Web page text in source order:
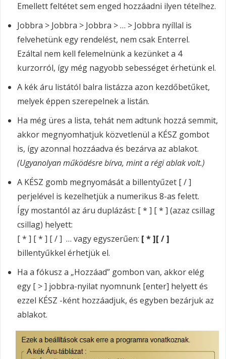
Emellett feltétet sem enged hozzáadni ilyen tételhez.
Jobbra > Jobbra > Jobbra > … > Jobbra nyíllal is
felvehetünk egy rendelést, nem csak Enterrel.
Ezáltal nem kell felemelnünk a kezünket a 4
kurzorról, így még nagyobb sebességet érhetünk el.
A kék áru listától balra listázza azon kezdőbetűket,
melyek éppen szerepelnek a listán.
Ha még üres a lista, tehát nem adtunk hozzá semmit,
akkor megnyomhatjuk közvetlenül a KÉSZ gombot
is, így azonnal hozzáadva és bezárva az ablakot.
(Ugyanolyan működésre bírva, mint a régi ablak volt.)
A KÉSZ gomb megnyomását a billentyűzet [ / ]
perjelével is kezelhetjük a numerikus 8-as felett.
Így mostantól az áru duplázást: [ * ] [ * ] (azaz csillag
csillag) helyett:
[ * ] [ * ] [ / ] … vagy egyszerűen: [ * ][ / ]
billentyűkkel érhetjük el.
Ha a fókusz a „Hozzáad” gombon van, akkor elég
egy [ > ] jobbra-nyilat nyomnunk [enter] helyett és
ezzel KÉSZ -ként hozzáadjuk, és egyben bezárjuk az
ablakot.